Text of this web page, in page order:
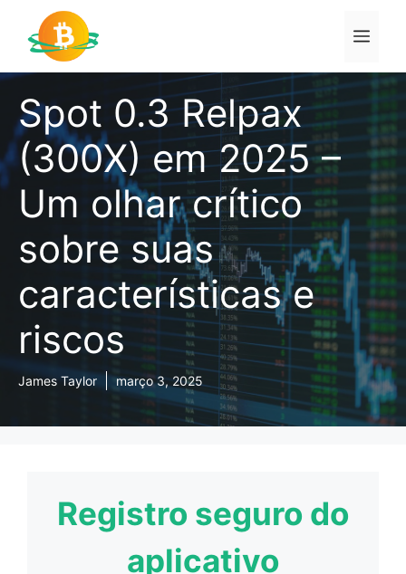
para
conteúdo
Spot 0.3 Relpax
(300X) em 2025 –
Um olhar crítico
sobre suas
características e
riscos
James Taylor março 3, 2025
Registro seguro do
aplicativo